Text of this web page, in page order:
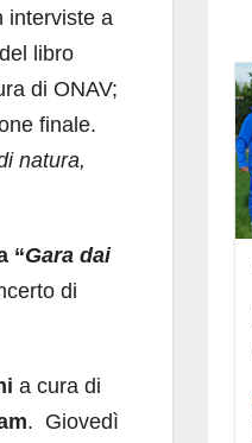
interviste a
libro
di ONAV;
finale.
natura,
“Gara dai
di
a cura di
. Giovedì